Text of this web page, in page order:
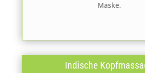
Maske.
Indische